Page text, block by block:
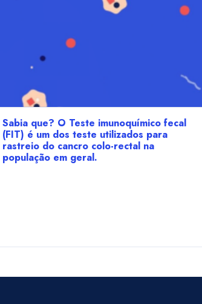
Sabia que? O Teste imunoquímico fecal
(FIT) é um dos teste utilizados para
rastreio do cancro colo-rectal na
população em geral.